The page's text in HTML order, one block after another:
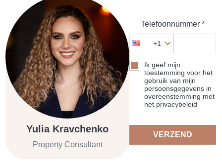
Yulia Kravchenko
Property Consultant
Telefoonnummer *
+1
Ik geef mijn
toestemming voor het
gebruik van mijn
persoonsgegevens in
overeenstemming met
het privacybeleid
VERZEND